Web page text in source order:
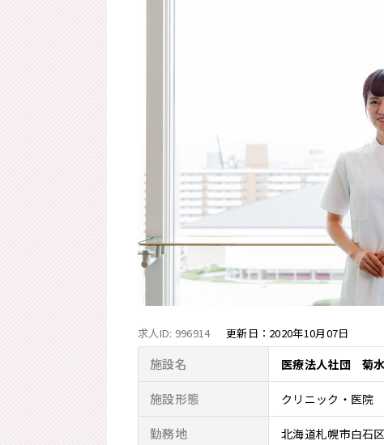
求人ID: 996914 更新日： 2020年10月07日
施設名 医療法人社団 菊
施設形態 クリニック・医院
勤務地 北海道札幌市白石